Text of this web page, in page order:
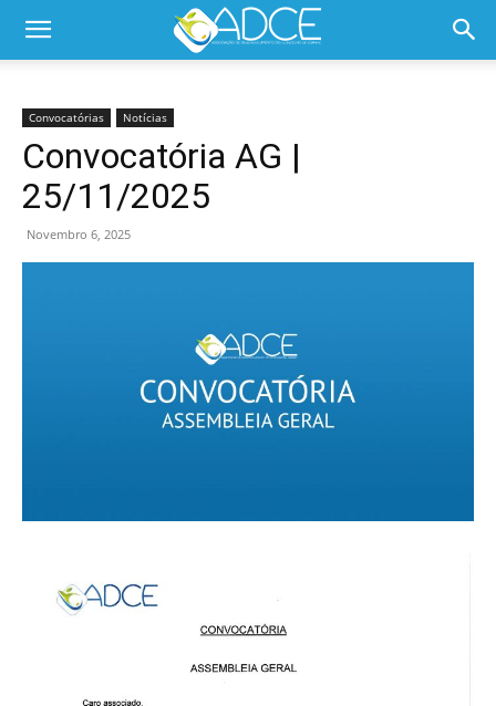
Convocatórias Notícias
Convocatória AG |
25/11/2025
Novembro 6, 2025